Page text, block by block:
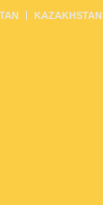
KAZAKHSTAN